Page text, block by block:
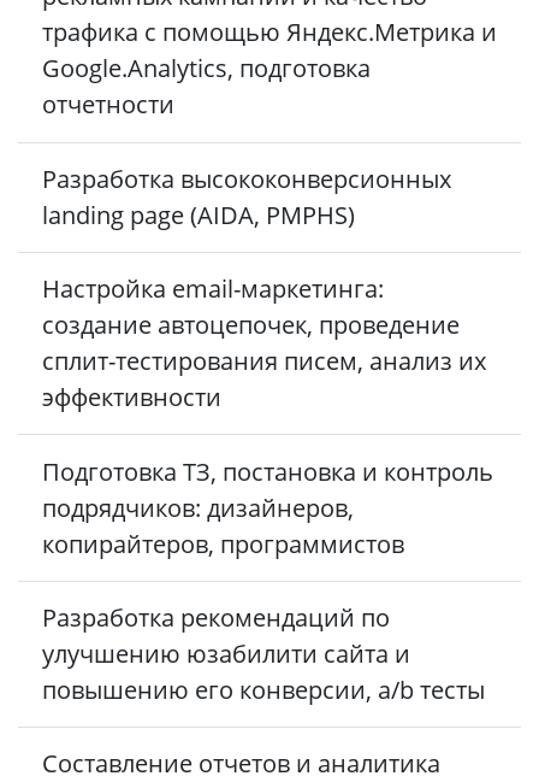
трафика с помощью Яндекс.Метрика и
Google.Analytics, подготовка
отчетности
Разработка высококонверсионных
landing page (AIDA, PMPHS)
Настройка email-маркетинга:
создание автоцепочек, проведение
сплит-тестирования писем, анализ их
эффективности
Подготовка ТЗ, постановка и контроль
подрядчиков: дизайнеров,
копирайтеров, программистов
Разработка рекомендаций по
улучшению юзабилити сайта и
повышению его конверсии, a/b тесты
Составление отчетов и аналитика